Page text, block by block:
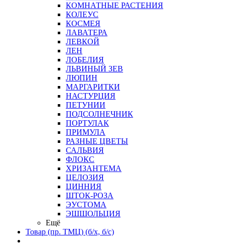
КОМНАТНЫЕ РАСТЕНИЯ
КОЛЕУС
КОСМЕЯ
ЛАВАТЕРА
ЛЕВКОЙ
ЛЕН
ЛОБЕЛИЯ
ЛЬВИНЫЙ ЗЕВ
ЛЮПИН
МАРГАРИТКИ
НАСТУРЦИЯ
ПЕТУНИИ
ПОДСОЛНЕЧНИК
ПОРТУЛАК
ПРИМУЛА
РАЗНЫЕ ЦВЕТЫ
САЛЬВИЯ
ФЛОКС
ХРИЗАНТЕМА
ЦЕЛОЗИЯ
ЦИННИЯ
ШТОК-РОЗА
ЭУСТОМА
ЭШШОЛЬЦИЯ
Ещё
Товар (пр. ТМЦ) (б/х, б/с)